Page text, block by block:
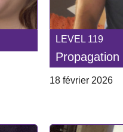
LEVEL 119
Propagation
18 février 2026